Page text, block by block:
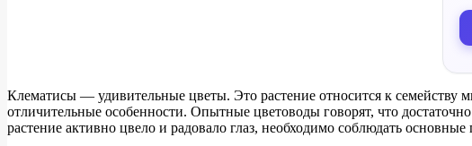
Клематисы — удивительные цветы. Это растение относится к семейству
отличительные особенности. Опытные цветоводы говорят, что
растение активно цвело и радовало глаз, необходимо соблюдать основные